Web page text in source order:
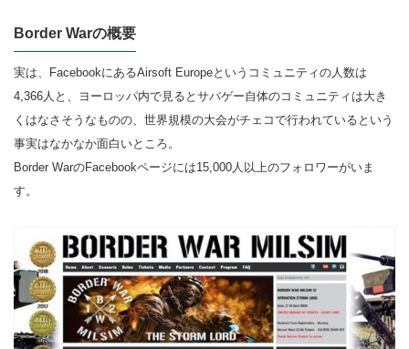
Border Warの概要
実は、FacebookにあるAirsoft Europeというコミュニティの人数は
4,366人と、ヨーロッパ内で見るとサバゲー自体のコミュニティは大き
くはなさそうなものの、世界規模の大会がチェコで行われているという
事実はなかなか面白いところ。
Border WarのFacebookページには15,000人以上のフォロワーがいま
す。